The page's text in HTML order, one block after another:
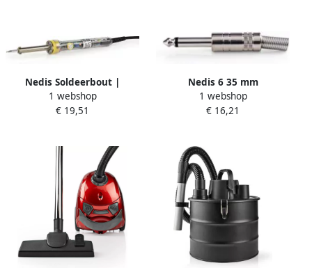
Nedis Soldeerbout |
Universeel | 200-450 °C | 1
stuks SOIR30TP
1 webshop
€ 19,51
Nedis 6 35 mm
Audioconnector | Male |
Soldeer | 6.8 mm | 25 Stuks
1 webshop
€ 16,21